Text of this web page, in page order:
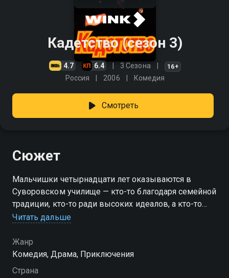
Кадетство (сезон 3)
4.7 6.4 3 Сезона 16+
Россия 2006 Комедия
Смотреть
Сюжет
Мальчишки четырнадцати лет оказываются в
Суворовском училище — кто-то благодаря семейной
традиции, кто-то ради высоких идеалов, а кто-то
даже не по собственной воле. Поступив в
всей степени нагрузки, а главное — ответственности,
которая окажет глубокое влияние на их
последующую жизнь. Издавна, начиная с 18 века, из
Читать дальше
Жанр
Комедия, Драма, Приключения
Страна